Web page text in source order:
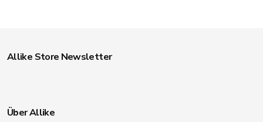
Allike Store Newsletter
Über Allike